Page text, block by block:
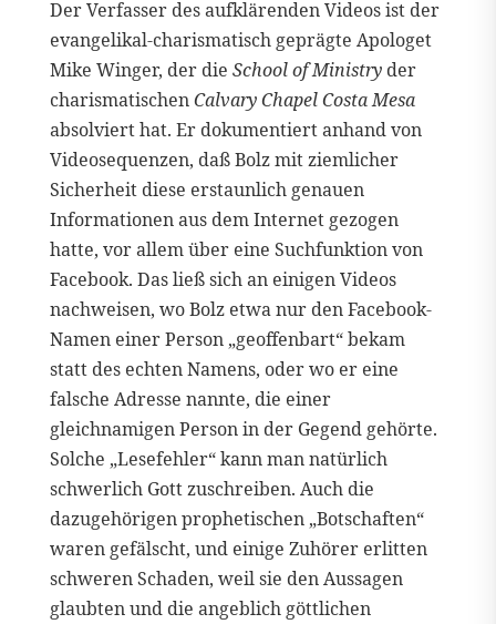
Der Verfasser des aufklärenden Videos ist der
evangelikal-charismatisch geprägte Apologet
Mike Winger, der die School of Ministryder
charismatischenCalvary Chapel Costa Mesa
absolviert hat. Er dokumentiert anhand von
Videosequenzen, daß Bolz mit ziemlicher
Sicherheit diese erstaunlich genauen
Informationen aus dem Internet gezogen
hatte, vor allem über eine Suchfunktion von
Facebook. Das ließ sich an einigen Videos
nachweisen, wo Bolz etwa nur den Facebook-
Namen einer Person „geoffenbart“ bekam
statt des echten Namens, oder wo er eine
falsche Adresse nannte, die einer
gleichnamigen Person in der Gegend gehörte.
Solche „Lesefehler“ kann man natürlich
schwerlich Gott zuschreiben. Auch die
dazugehörigen prophetischen „Botschaften“
waren gefälscht, und einige Zuhörer erlitten
schweren Schaden, weil sie den Aussagen
glaubten und die angeblich göttlichen